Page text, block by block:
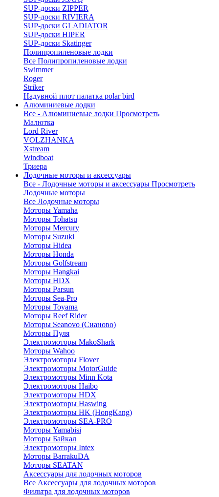
SUP-доски ZIPPER
SUP-доски RIVIERA
SUP-доски GLADIATOR
SUP-доски HIPER
SUP-доски Skatinger
Полипропиленовые лодки
Все Полипропиленовые лодки
Swimmer
Roger
Striker
Надувной плот палатка polar bird
Алюминиевые лодки
Все - Алюминиевые лодки Просмотреть
Малютка
Lord River
VOLZHANKA
Xstream
Windboat
Триера
Лодочные моторы и аксессуары
Все - Лодочные моторы и аксессуары Просмотреть
Лодочные моторы
Все Лодочные моторы
Моторы Yamaha
Моторы Tohatsu
Моторы Mercury
Моторы Suzuki
Моторы Hidea
Моторы Honda
Моторы Golfstream
Моторы Hangkai
Моторы HDX
Моторы Parsun
Моторы Sea-Pro
Моторы Toyama
Моторы Reef Rider
Моторы Seanovo (Сианово)
Моторы Пуля
Электромоторы MakoShark
Моторы Wahoo
Электромоторы Flover
Электромоторы MotorGuide
Электромоторы Minn Kota
Электромоторы Haibo
Электромоторы HDX
Электромоторы Haswing
Электромоторы HK (HongKang)
Электромоторы SEA-PRO
Моторы Yamabisi
Моторы Байкал
Электромоторы Intex
Моторы BarrakuDA
Моторы SEATAN
Аксессуары для лодочных моторов
Все Аксессуары для лодочных моторов
Фильтра для лодочных моторов